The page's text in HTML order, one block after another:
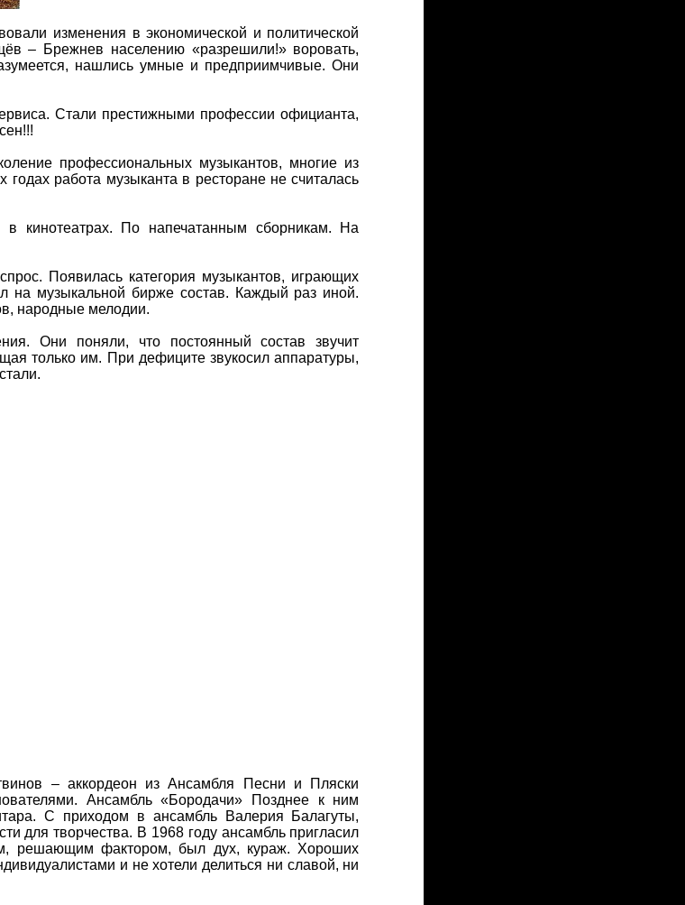
изменения в экономической и политической
– Брежнев населению «разрешили!» воровать,
нашлись умные и предприимчивые. Они
Стали престижными профессии официанта,
профессиональных музыкантов, многие из
работа музыканта в ресторане не считалась
кинотеатрах. По напечатанным сборникам. На
Появилась категория музыкантов, играющих
на музыкальной бирже состав. Каждый раз иной.
народные мелодии.
Они поняли, что постоянный состав звучит
только им. При дефиците звукосил аппаратуры,
– аккордеон из Ансамбля Песни и Пляски
Ансамбль «Бородачи» Позднее к ним
С приходом в ансамбль Валерия Балагуты,
для творчества. В 1968 году ансамбль пригласил
решающим фактором, был дух, кураж. Хороших
и не хотели делиться ни славой, ни